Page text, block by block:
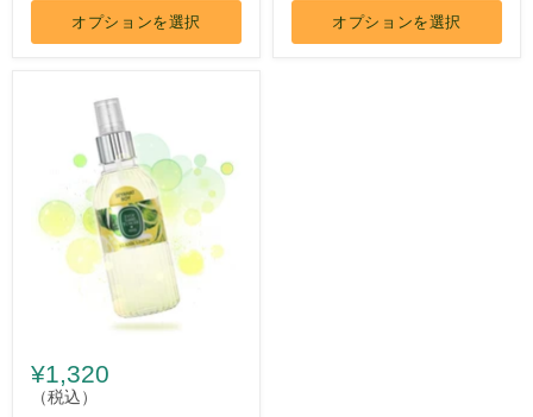
オプションを選択 オプションを選択
¥1,320
（税込）